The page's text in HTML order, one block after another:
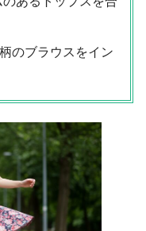
のブラウスをイン